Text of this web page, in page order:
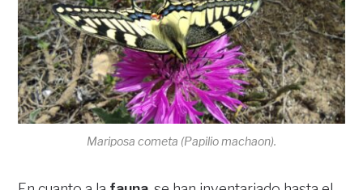
Mariposa cometa (Papilio machaon).